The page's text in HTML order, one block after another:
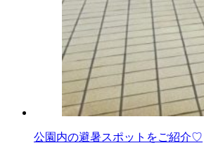
公園内の避暑スポットをご紹介♡